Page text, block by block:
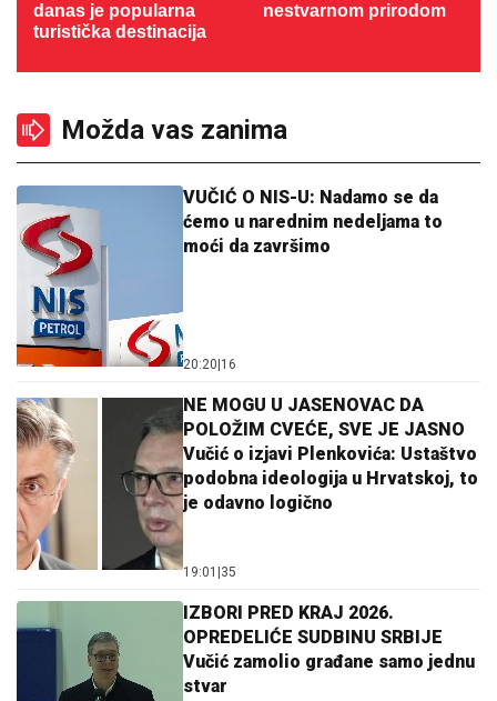
danas je popularna
turistička destinacija
nestvarnom prirodom
Možda vas zanima
VUČIĆ O NIS-U: Nadamo se da
ćemo u narednim nedeljama to
moći da završimo
20:20 16
NE MOGU U JASENOVAC DA
POLOŽIM CVEĆE, SVE JE JASNO
Vučić o izjavi Plenkovića: Ustaštvo
podobna ideologija u Hrvatskoj, to
je odavno logično
19:01 35
IZBORI PRED KRAJ 2026.
OPREDELIĆE SUDBINU SRBIJE
Vučić zamolio građane samo jednu
stvar